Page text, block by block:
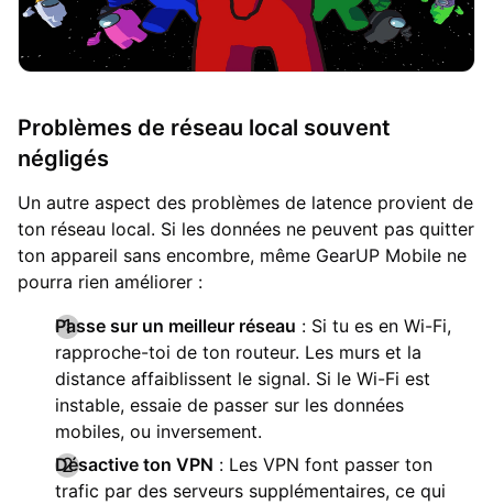
Problèmes de réseau local souvent
négligés
Un autre aspect des problèmes de latence provient de
ton réseau local. Si les données ne peuvent pas quitter
ton appareil sans encombre, même GearUP Mobile ne
pourra rien améliorer :
Passe sur un meilleur réseau : Si tu es en Wi-Fi,
rapproche-toi de ton routeur. Les murs et la
distance affaiblissent le signal. Si le Wi-Fi est
instable, essaie de passer sur les données
mobiles, ou inversement.
Désactive ton VPN : Les VPN font passer ton
trafic par des serveurs supplémentaires, ce qui